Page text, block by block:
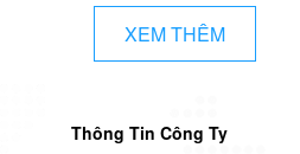
XEM THÊM
Thông Tin Công Ty